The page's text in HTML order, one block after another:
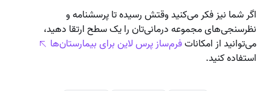
اگر شما نیز فکر می‌کنید وقتش رسیده تا پرسشنامه و
نظرسنجی‌های مجموعه درمانی‌تان را یک سطح ارتقا دهید،
می‌توانید از امکاناتفرم‌ساز پرس لاین برای بیمارستان‌ها
استفاده کنید.